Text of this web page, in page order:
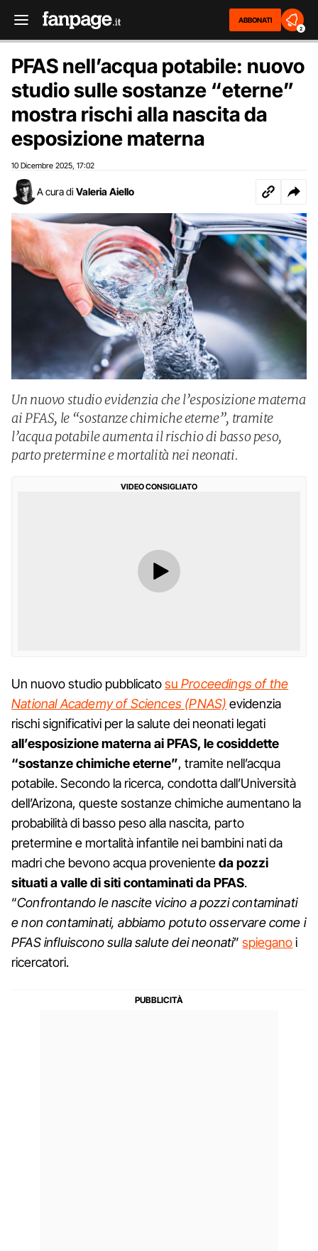
ABBONATI
2
PFAS nell’acqua potabile: nuovo
studio sulle sostanze “eterne”
mostra rischi alla nascita da
esposizione materna
10 Dicembre 2025 17:02
A cura di Valeria Aiello
Un nuovo studio evidenzia che l’esposizione materna
ai PFAS, le “sostanze chimiche eterne”, tramite
l’acqua potabile aumenta il rischio di basso peso,
parto pretermine e mortalità nei neonati.
VIDEO CONSIGLIATO
Un nuovo studio pubblicatosu Proceedings of the
National Academy of Sciences (PNAS) evidenzia
rischi significativi per la salute dei neonati legati
all’esposizione materna ai PFAS, le cosiddette
“sostanze chimiche eterne”, tramite nell’acqua
potabile. Secondo la ricerca, condotta dall’Università
dell’Arizona, queste sostanze chimiche aumentano la
probabilità di basso peso alla nascita, parto
pretermine e mortalità infantile nei bambini nati da
madri che bevono acqua provenienteda pozzi
situati a valle di siti contaminati da PFAS.
“Confrontando le nascite vicino a pozzi contaminati
e non contaminati, abbiamo potuto osservare come i
PFAS influiscono sulla salute dei neonati”spieganoi
ricercatori.